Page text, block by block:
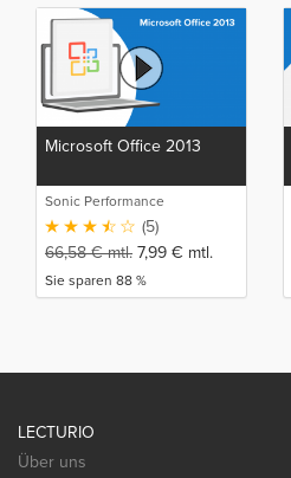
Microsoft Office 2013
Sonic Performance
(5)
66,58€mtl. 7,99 € mtl.
Sie sparen 88 %
LECTURIO
Über uns